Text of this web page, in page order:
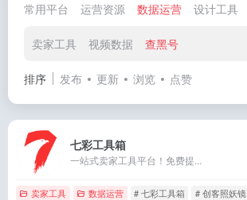
常用平台 运营资源 数据运营 设计工具
卖家工具 视频数据 查黑号
排序 发布 更新 浏览 点赞
七彩工具箱
一站式卖家工具平台！免费提...
卖家工具 数据运营 # 七彩工具箱 # 创客照妖镜